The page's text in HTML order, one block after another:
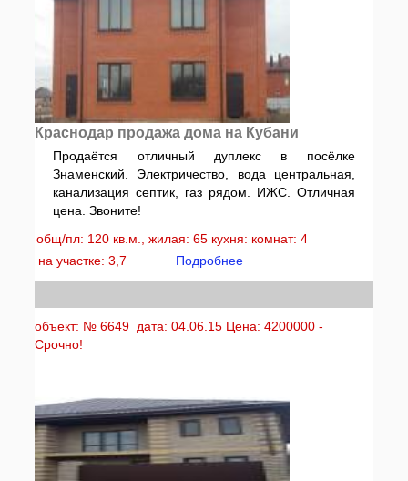
Краснодар продажа дома на Кубани
Продаётся отличный дуплекс в посёлке
Знаменский. Электричество, вода центральная,
канализация септик, газ рядом. ИЖС. Отличная
цена. Звоните!
общ/пл: 120 кв.м., жилая: 65 кухня: комнат: 4
на участке: 3,7
Подробнее
объект: № 6649 дата: 04.06.15 Цена: 4200000 -
Срочно!